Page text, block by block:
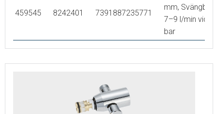
459545 8242401 7391887235771
mm, Svängbar,
7–9 l/min vid 3
bar